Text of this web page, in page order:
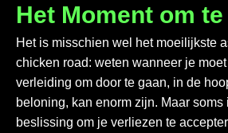
Het Moment om
Het is misschien wel het moeilijkste
chicken road: weten wanneer je
verleiding om door te gaan, in de
beloning, kan enorm zijn. Maar
beslissing om je verliezen te